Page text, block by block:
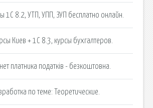
1C 8.2, УТП, УПП, ЗУП бесплатно онлайн.
Киев + 1С 8.3, курсы бухгалтеров.
платника податків - безкоштовна.
по теме: Теоретические.